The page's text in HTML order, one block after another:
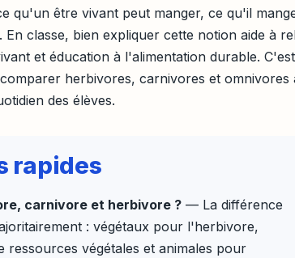
qu'un être vivant peut manger, ce qu'il
classe, bien expliquer cette notion aide à
et éducation à l'alimentation durable. C'est
herbivores, carnivores et omnivores
des élèves.
rapides
carnivore et herbivore ? — La différence
: végétaux pour l'herbivore,
végétales et animales pour